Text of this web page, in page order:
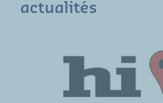
actualités